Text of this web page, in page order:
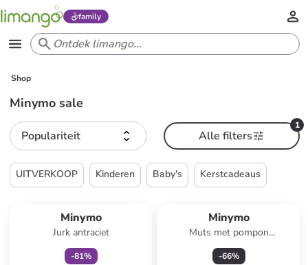
family
Shop
Minymo sale
Populariteit
1
Alle filters
UITVERKOOP Kinderen Baby's Kerstcadeaus
Minymo
Jurk antraciet
-81%
Minymo
Muts met pompon
donkerblauw
-66%